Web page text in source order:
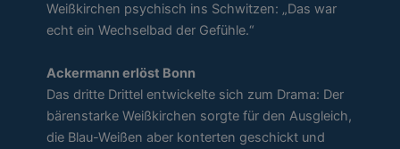
Weißkirchen psychisch ins Schwitzen: „Das war
echt ein Wechselbad der Gefühle.“
Ackermann erlöst Bonn
Das dritte Drittel entwickelte sich zum Drama: Der
bärenstarke Weißkirchen sorgte für den Ausgleich,
die Blau-Weißen aber konterten geschickt und